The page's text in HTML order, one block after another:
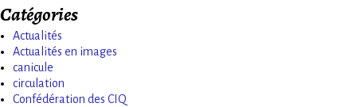
Catégories
Actualités
Actualités en images
canicule
circulation
Confédération des CIQ